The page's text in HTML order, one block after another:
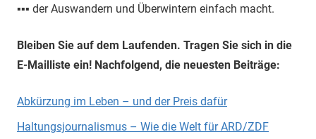
▪▪▪ der Auswandern und Überwintern einfach macht.
Bleiben Sie auf dem Laufenden. Tragen Sie sich in die
E-Mailliste ein! Nachfolgend, die neuesten Beiträge:
Abkürzung im Leben – und der Preis dafür
Haltungsjournalismus – Wie die Welt für ARD/ZDF